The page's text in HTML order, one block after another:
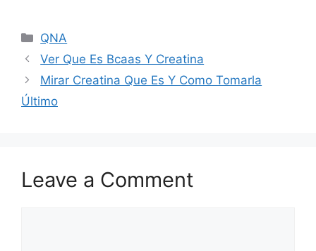
Categories
QNA
Ver Que Es Bcaas Y Creatina
Mirar Creatina Que Es Y Como Tomarla
Último
Leave a Comment